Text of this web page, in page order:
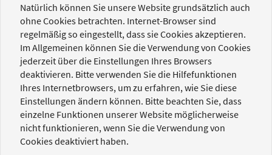
Natürlich können Sie unsere Website grundsätzlich auch
ohne Cookies betrachten. Internet-Browser sind
regelmäßig so eingestellt, dass sie Cookies akzeptieren.
Im Allgemeinen können Sie die Verwendung von Cookies
jederzeit über die Einstellungen Ihres Browsers
deaktivieren. Bitte verwenden Sie die Hilfefunktionen
Ihres Internetbrowsers, um zu erfahren, wie Sie diese
Einstellungen ändern können. Bitte beachten Sie, dass
einzelne Funktionen unserer Website möglicherweise
nicht funktionieren, wenn Sie die Verwendung von
Cookies deaktiviert haben.